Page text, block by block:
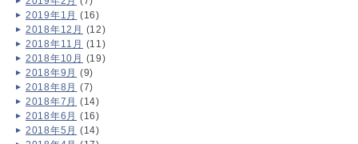
2019年1月 (16)
2018年12月 (12)
2018年11月 (11)
2018年10月 (19)
2018年9月 (9)
2018年8月 (7)
2018年7月 (14)
2018年6月 (16)
2018年5月 (14)